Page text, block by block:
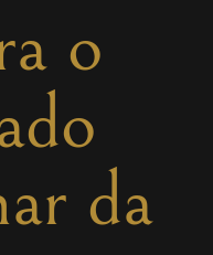
o
da